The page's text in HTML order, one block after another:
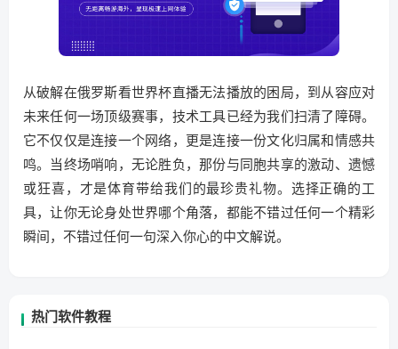
从破解在俄罗斯看世界杯直播无法播放的困局，到从容应对
未来任何一场顶级赛事，技术工具已经为我们扫清了障碍。
它不仅仅是连接一个网络，更是连接一份文化归属和情感共
鸣。当终场哨响，无论胜负，那份与同胞共享的激动、遗憾
或狂喜，才是体育带给我们的最珍贵礼物。选择正确的工
具，让你无论身处世界哪个角落，都能不错过任何一个精彩
瞬间，不错过任何一句深入你心的中文解说。
热门软件教程